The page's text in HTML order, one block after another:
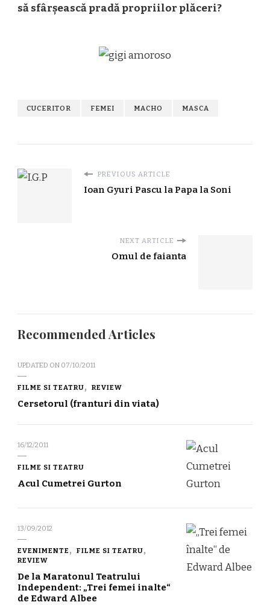
să sfârșească pradă propriilor plăceri?
CUCERITOR FEMEI MACHO MASCA
PREVIOUS ARTICLE
Ioan Gyuri Pascu la Papa la Soni
NEXT ARTICLE
Omul de faianta
Recommended Articles
UPDATED ON 07/10/2011
FILME SI TEATRU REVIEW
Cersetorul (franturi din viata)
16/12/2011
FILME SI TEATRU
Acul Cumetrei Gurton
13/09/2012
EVENIMENTE
FILME SI TEATRU
REVIEW
De la Maratonul Teatrului
Independent: „Trei femei inalte“
de Edward Albee